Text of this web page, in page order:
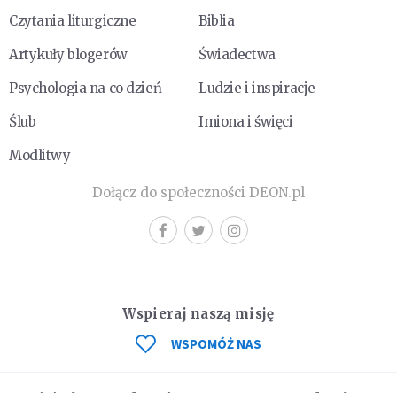
Czytania liturgiczne
Biblia
Artykuły blogerów
Świadectwa
Psychologia na co dzień
Ludzie i inspiracje
Ślub
Imiona i święci
Modlitwy
Dołącz do społeczności DEON.pl
Wspieraj naszą misję
WSPOMÓŻ NAS